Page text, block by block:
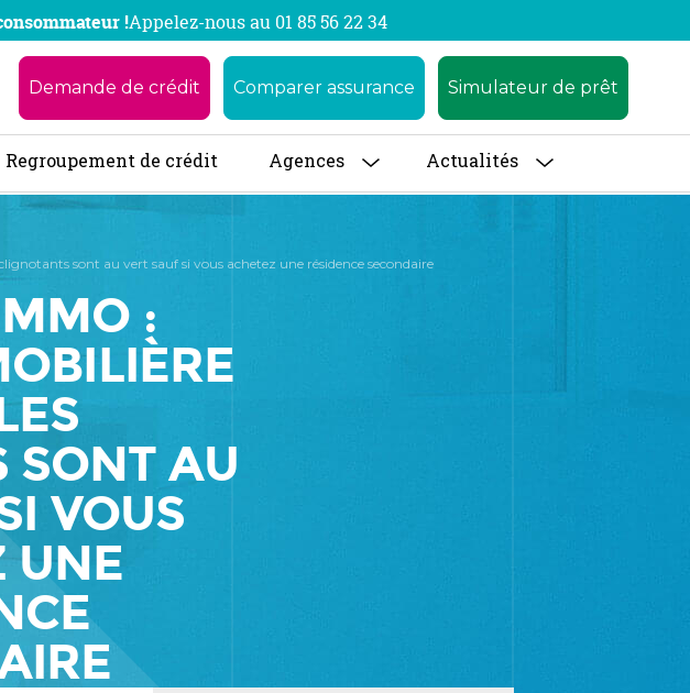
!Appelez-nous au 01 85 56 22 34
Demande de crédit Comparer assurance Simulateur de prêt
Regroupement de crédit Agences Actualités
sont au vert sauf si vous achetez une résidence secondaire
:
SONT AU
VOUS
UNE